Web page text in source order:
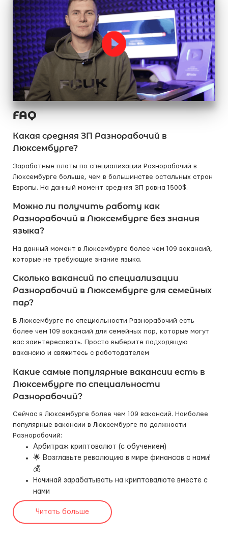
FAQ
Какая средняя ЗП Разнорабочий в
Люксембурге?
Заработные платы по специализации Разнорабочий в
Люксембурге больше, чем в большинстве остальных стран
Европы. На данный момент средняя ЗП равна 1500$.
Можно ли получить работу как
Разнорабочий в Люксембурге без знания
языка?
На данный момент в Люксембурге более чем 109 вакансий,
которые не требующие знание языка.
Сколько вакансий по специализации
Разнорабочий в Люксембурге для семейных
пар?
В Люксембурге по специальности Разнорабочий есть
более чем 109 вакансий для семейных пар, которые могут
вас заинтересовать. Просто выберите подходящую
вакансию и свяжитесь с работодателем
Какие самые популярные вакансии есть в
Люксембурге по специальности
Разнорабочий?
Сейчас в Люксембурге более чем 109 вакансий. Наиболее
популярные вакансии в Люксембурге по должности
Разнорабочий:
Арбитраж криптовалют (с обучением)
🌟 Возглавьте революцию в мире финансов с нами!
💰
Начинай зарабатывать на криптовалюте вместе с
нами
Читать больше